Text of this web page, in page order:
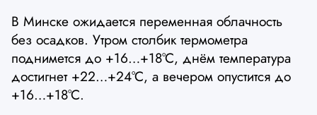
В Минске ожидается переменная облачность
без осадков. Утром столбик термометра
поднимется до +16…+18°С, днём температура
достигнет +22…+24°С, а вечером опустится до
+16…+18°С.